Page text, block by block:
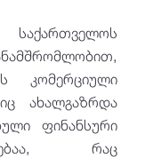
კომერციული
ახალგაზრდა
ფინანსური
რაც